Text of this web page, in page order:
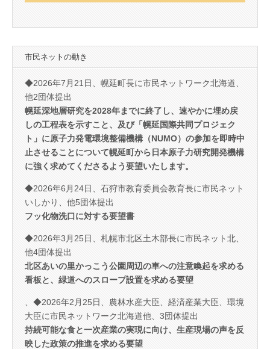
市民ネットの動き
◆2026年7月21日、幌延町長に市民ネットワーク北海道、
他2団体提出
幌延深地層研究を2028年までに終了し、速やかに埋め戻
しの工程表を示すこと、及び「幌延国際共同プロジェク
ト」に原子力発電環境整備機構（NUMO）の参加を即時中
止させることについて幌延町から日本原子力研究開発機構
に強く求めてくださるよう要望いたします。
◆2026年6月24日、石狩市教育委員会教育長に市民ネット
いしかり、他5団体提出
フッ化物洗口に対する要望書
◆2026年3月25日、札幌市北区土木部長に市民ネット北、
他4団体提出
北区あいの里かっこう公園周辺の車への注意喚起を求める
看板と、緑道へのスロープ設置を求める要望
、◆2026年2月25日、農林水産大臣、経済産業大臣、環境
大臣に市民ネットワーク北海道他、3団体提出
持続可能な食と一次産業の実現に向け、生産現場の声を反
映した政策の推進を求める要望